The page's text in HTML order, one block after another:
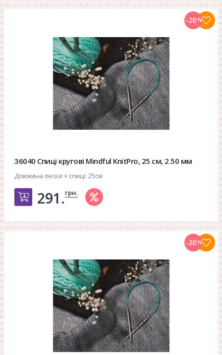
36040 Спиці кругові Mindful KnitPro, 25 см, 2.50 мм
Довжина лески + спиці: 25см
Добавить в корзину
291.грн.
-20%
-20%